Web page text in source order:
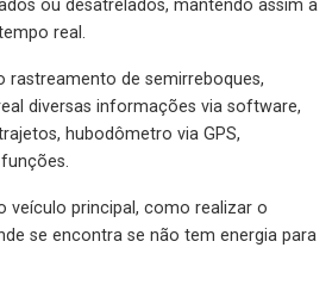
ou desatrelados, mantendo assim a
real.
rastreamento de semirreboques,
diversas informações via software,
hubodômetro via GPS,
veículo principal, como realizar o
se encontra se não tem energia para